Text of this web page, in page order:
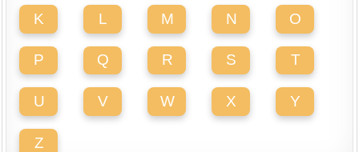
K L M N O
P Q R S T
U V W X Y
Z